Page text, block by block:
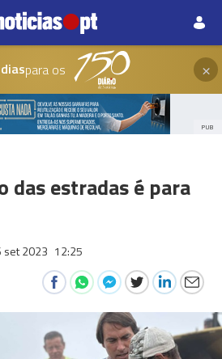
para os ×
PUB
das estradas é para
set 2023 12:25